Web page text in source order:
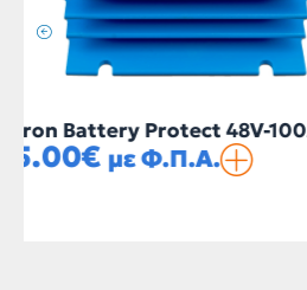
Victron Battery
12/24V-120A
109.70 € με